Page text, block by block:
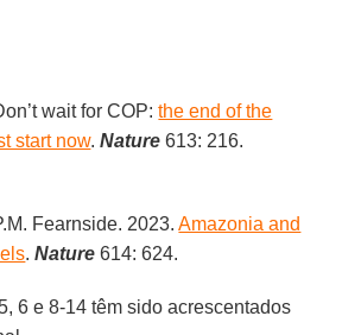
wait for COP:the end of the
start now.Nature 613: 216.
Fearnside. 2023.Amazonia and
.Nature 614: 624.
6 e 8-14 têm sido acrescentados